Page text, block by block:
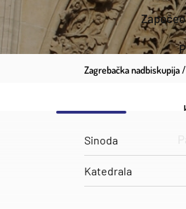
Zagrebačka nadbiskupija
Sinoda
Katedrala